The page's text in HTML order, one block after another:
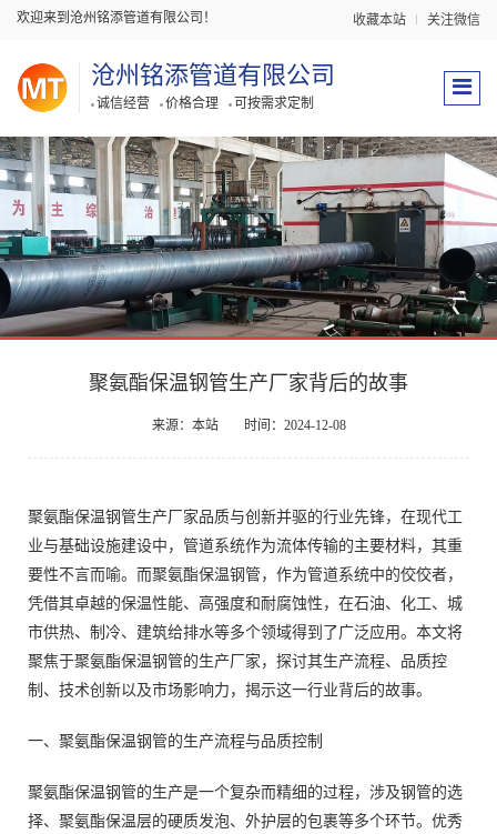
欢迎来到沧州铭添管道有限公司！ 收藏本站 关注微信
沧州铭添管道有限公司
诚信经营 价格合理 可按需求定制
聚氨酯保温钢管生产厂家背后的故事
来源：本站 时间：2024-12-08
聚氨酯保温钢管生产厂家品质与创新并驱的行业先锋，在现代工
业与基础设施建设中，管道系统作为流体传输的主要材料，其重
要性不言而喻。而聚氨酯保温钢管，作为管道系统中的佼佼者，
凭借其卓越的保温性能、高强度和耐腐蚀性，在石油、化工、城
市供热、制冷、建筑给排水等多个领域得到了广泛应用。本文将
聚焦于聚氨酯保温钢管的生产厂家，探讨其生产流程、品质控
制、技术创新以及市场影响力，揭示这一行业背后的故事。
一、聚氨酯保温钢管的生产流程与品质控制
聚氨酯保温钢管的生产是一个复杂而精细的过程，涉及钢管的选
择、聚氨酯保温层的硬质发泡、外护层的包裹等多个环节。优秀